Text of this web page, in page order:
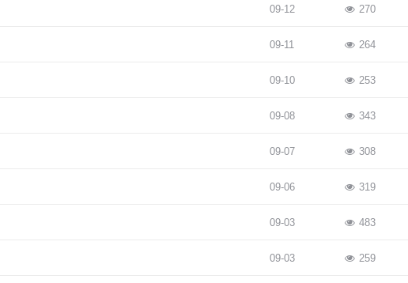
09-12 270
09-11 264
09-10 253
09-08 343
09-07 308
09-06 319
09-03 483
09-03 259